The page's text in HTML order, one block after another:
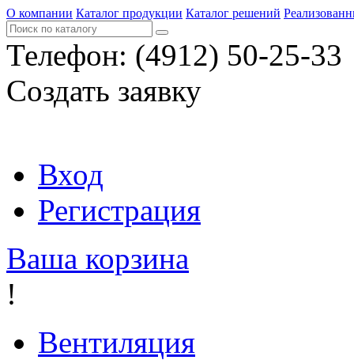
О компании Каталог продукции Каталог решений
Телефон: (4912) 50-25-33
Создать заявку
Вход
Регистрация
Ваша корзина
!
Вентиляция